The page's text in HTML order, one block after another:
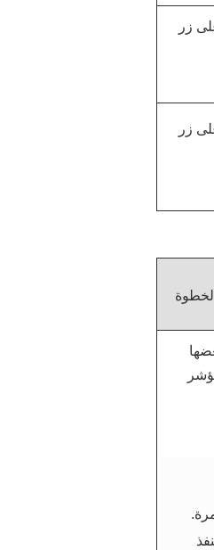
زر
زر
الخطوة